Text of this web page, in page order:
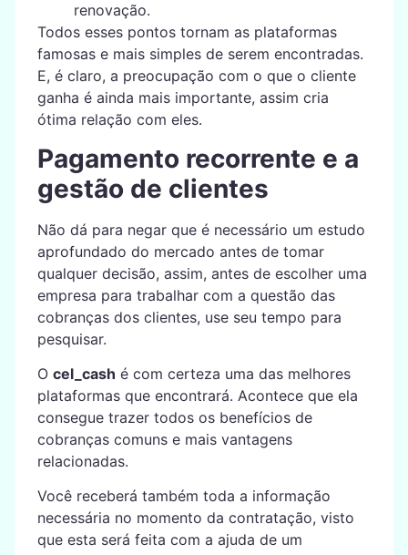
renovação.
Todos esses pontos tornam as plataformas
famosas e mais simples de serem encontradas.
E, é claro, a preocupação com o que o cliente
ganha é ainda mais importante, assim cria
ótima relação com eles.
Pagamento recorrente e a
gestão de clientes
Não dá para negar que é necessário um estudo
aprofundado do mercado antes de tomar
qualquer decisão, assim, antes de escolher uma
empresa para trabalhar com a questão das
cobranças dos clientes, use seu tempo para
pesquisar.
O cel_cash é com certeza uma das melhores
plataformas que encontrará. Acontece que ela
consegue trazer todos os benefícios de
cobranças comuns e mais vantagens
relacionadas.
Você receberá também toda a informação
necessária no momento da contratação, visto
que esta será feita com a ajuda de um